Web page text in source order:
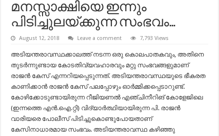
മനസ്സാക്ഷിയെ ഇന്നും
പിടിച്ചുലയ്ക്കുന്ന സംഭവം…
August 12, 2018 Leave a comment 7,793 Views
അടിയന്തരാവസ്ഥക്കാലത്ത് നടന്ന ഒരു കൊലപാതകവും, അതിനെ
തുടർന്നുണ്ടായ കോടതിവ്യവഹാരവും മറ്റു സംഭവങ്ങളുമാണ്
രാജൻ കേസ് എന്നറിയപ്പെടുന്നത്. അടിയന്തരാവസ്ഥയുടെ ഭീകരത
കാണിക്കാൻ രാജൻ കേസ് പലപ്പോഴും ഓർമ്മിക്കപ്പെടാറുണ്ട്.
കോഴിക്കോടുണ്ടായിരുന്ന റീജിയണൽ എഞ്ചിനീറിങ് കോളേജിലെ
(ഇന്നത്തെ എൻ.ഐ.റ്റി) വിദ്യാർത്ഥിയായിരുന്ന പി. രാജൻ
വാരിയരെ പോലീസ് പിടിച്ചുകൊണ്ടുപോയതാണ്
കേസിനാധാരമായ സംഭവം. അടിയന്തരാവസ്ഥ കഴിഞ്ഞു